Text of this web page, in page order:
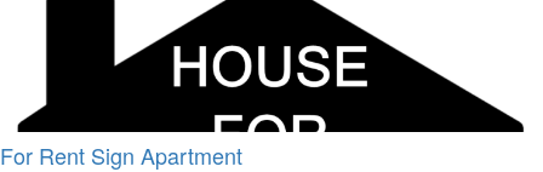
For Rent Sign Apartment